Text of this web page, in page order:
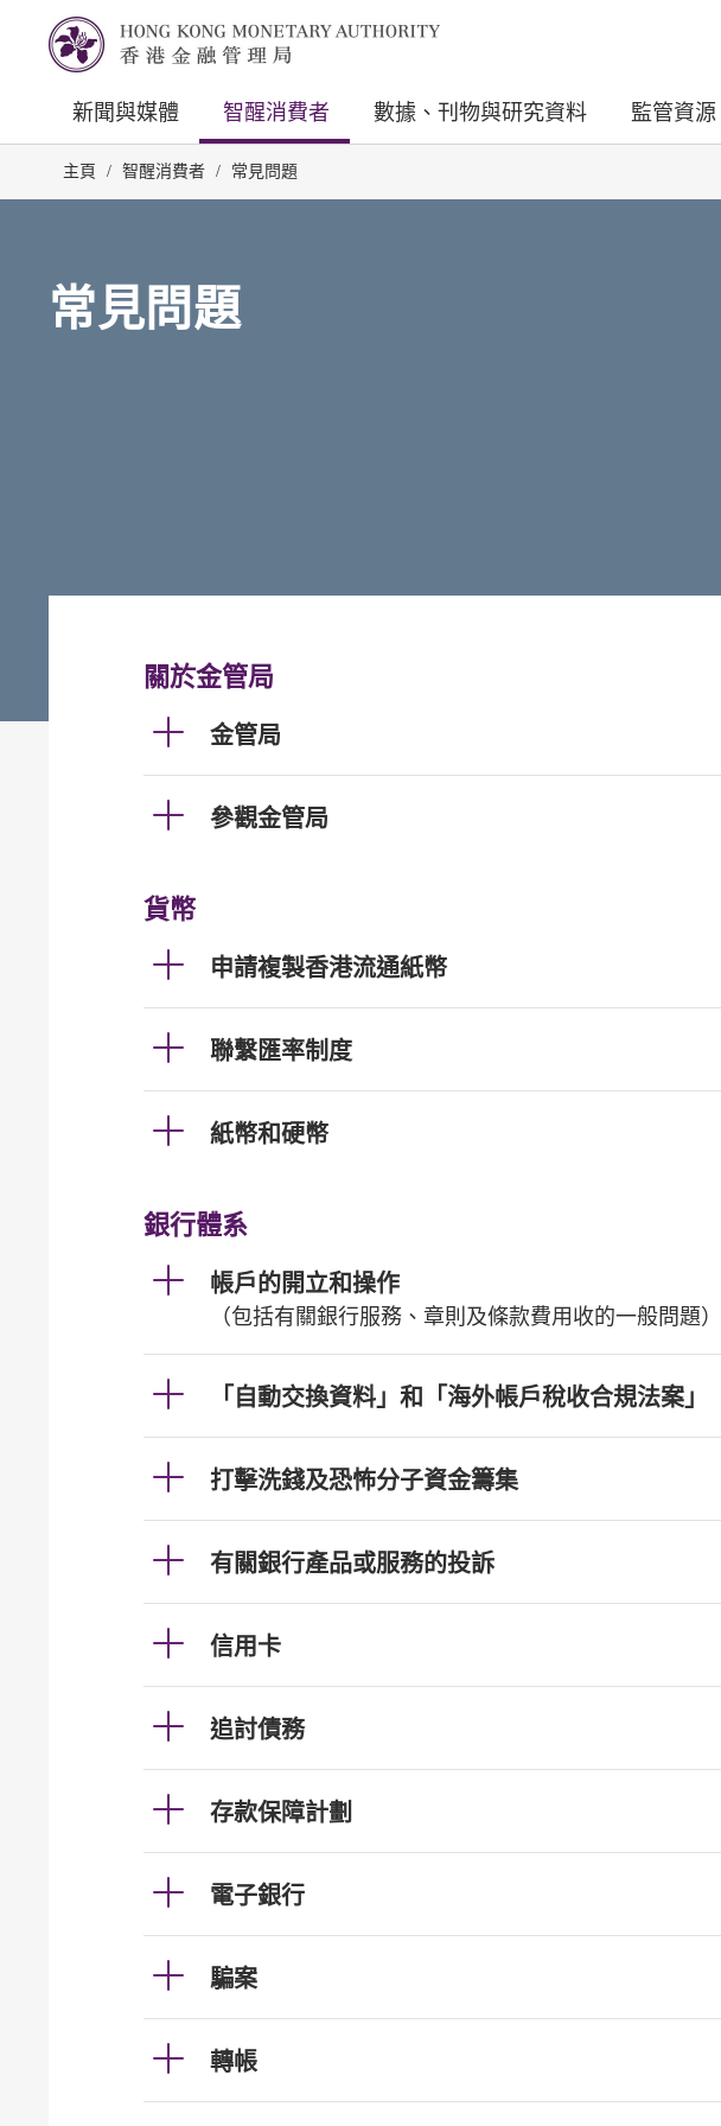
新聞與媒體 智醒消費者 數據、刊物與研究資料 監管資源
主頁 / 智醒消費者 / 常見問題
常見問題
關於金管局
金管局
參觀金管局
貨幣
申請複製香港流通紙幣
聯繫匯率制度
紙幣和硬幣
銀行體系
帳戶的開立和操作
（包括有關銀行服務、章則及條款費用收的一般問題）
「自動交換資料」和「海外帳戶稅收合規法案」
打擊洗錢及恐怖分子資金籌集
有關銀行產品或服務的投訴
信用卡
追討債務
存款保障計劃
電子銀行
騙案
轉帳